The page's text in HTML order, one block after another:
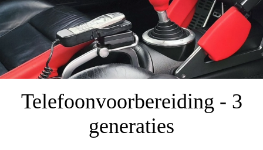
Telefoonvoorbereiding - 3
generaties